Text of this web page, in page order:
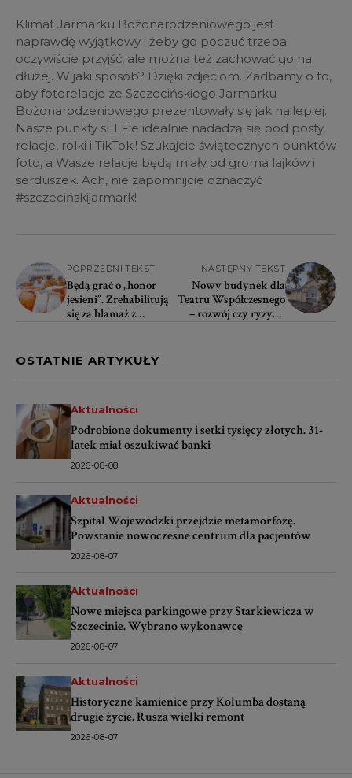
Klimat Jarmarku Bożonarodzeniowego jest
naprawdę wyjątkowy i żeby go poczuć trzeba
oczywiście przyjść, ale można też zachować go na
dłużej. W jaki sposób? Dzięki zdjęciom. Zadbamy o to,
aby fotorelacje ze Szczecińskiego Jarmarku
Bożonarodzeniowego prezentowały się jak najlepiej.
Nasze punkty sELFie idealnie nadadzą się pod posty,
relacje, rolki i TikToki! Szukajcie świątecznych punktów
foto, a Wasze relacje będą miały od groma lajków i
serduszek. Ach, nie zapomnijcie oznaczyć
#szczecińskijarmark!
POPRZEDNI TEKST
Będą grać o „honor
jesieni”. Zrehabilitują
się za blamaż z
NASTĘPNY TEKST
Nowy budynek dla
Teatru Współczesnego
– rozwój czy ryzyko
OSTATNIE ARTYKUŁY
Aktualności
Podrobione dokumenty i setki tysięcy złotych. 31-
latek miał oszukiwać banki
2026-08-08
Aktualności
Szpital Wojewódzki przejdzie metamorfozę.
Powstanie nowoczesne centrum dla pacjentów
2026-08-07
Aktualności
Nowe miejsca parkingowe przy Starkiewicza w
Szczecinie. Wybrano wykonawcę
2026-08-07
Aktualności
Historyczne kamienice przy Kolumba dostaną
drugie życie. Rusza wielki remont
2026-08-07